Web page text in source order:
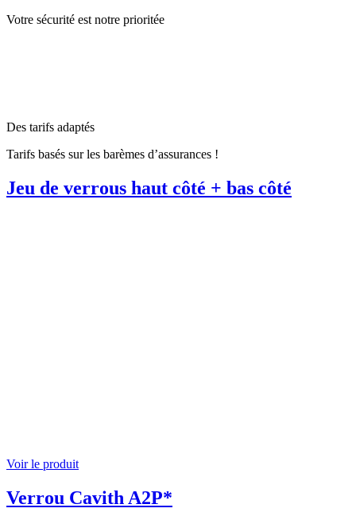
Votre sécurité est notre prioritée
Des tarifs adaptés
Tarifs basés sur les barèmes d’assurances !
Jeu de verrous haut côté + bas côté
Voir le produit
Verrou Cavith A2P*